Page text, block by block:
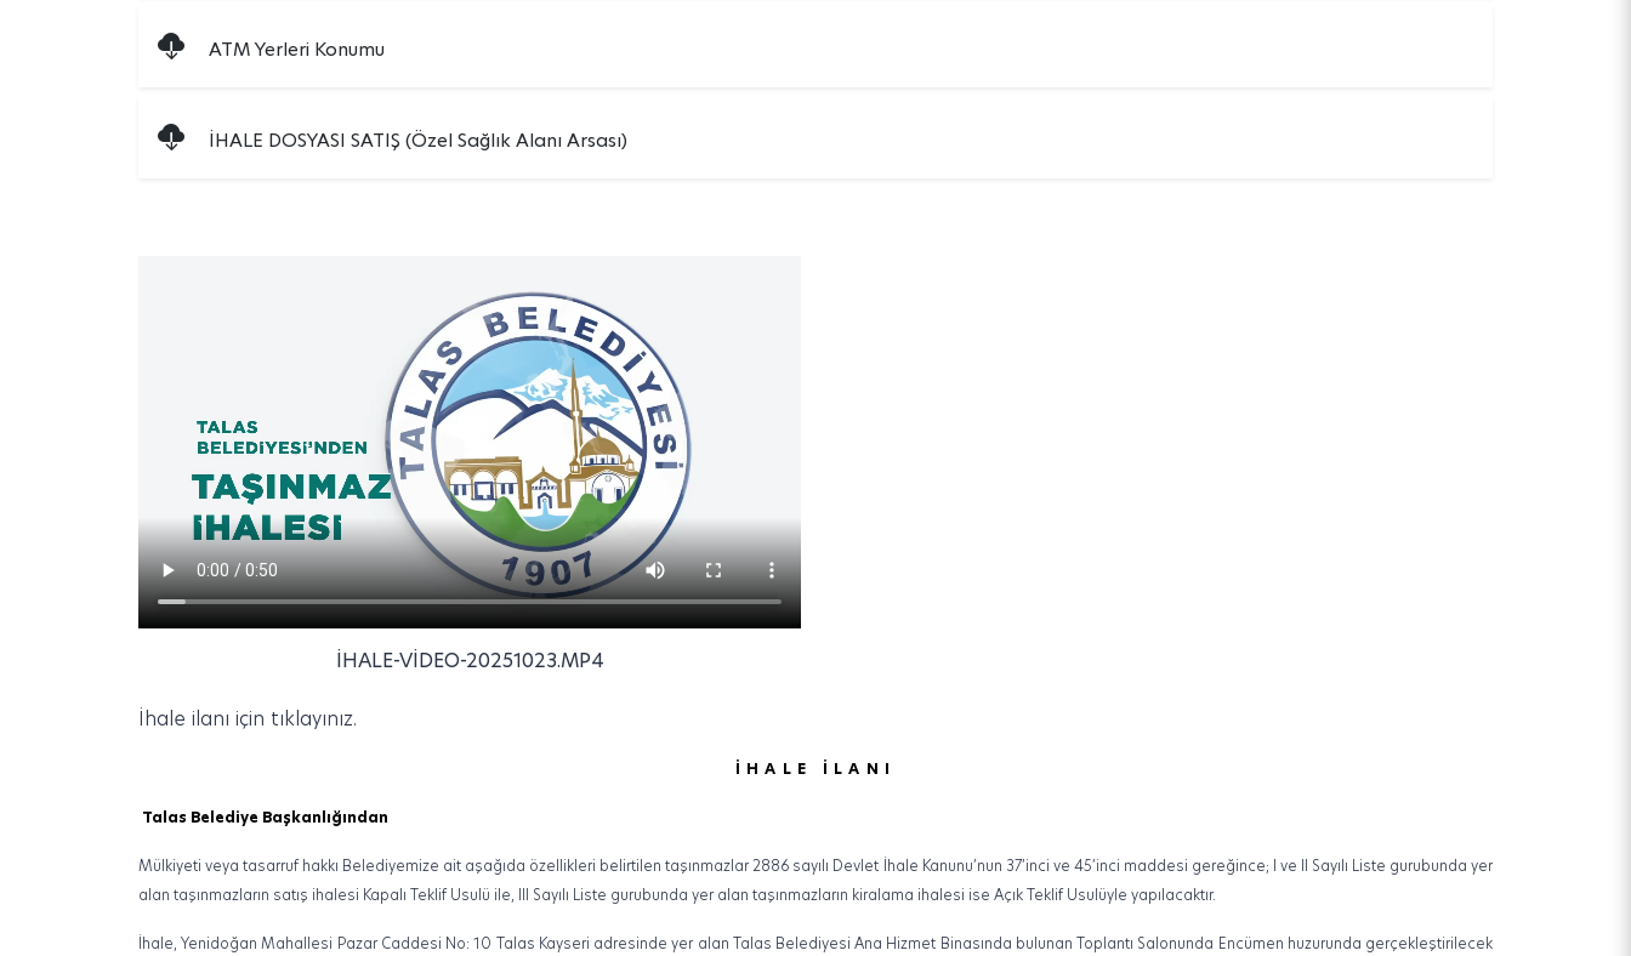
ATM Yerleri Konumu
İHALE DOSYASI SATIŞ (Özel Sağlık Alanı Arsası)
İHALE-VIDEO-20251023.MP4
İhale ilanı için tıklayınız.
İHALE İLANI
Talas Belediye Başkanlığından
Mülkiyeti veya tasarruf hakkı Belediyemize ait aşağıda özellikleri belirtilen taşınmazlar 2886 sayılı Devlet İhale Kanunu’nun 37’inci ve 45’inci maddesi gereğince; I ve II Sayılı Liste gurubunda yer
alan taşınmazların satış ihalesi Kapalı Teklif Usulü ile, III Sayılı Liste gurubunda yer alan taşınmazların kiralama ihalesi ise Açık Teklif Usulüyle yapılacaktır.
İhale, Yenidoğan Mahallesi Pazar Caddesi No: 10 Talas Kayseri adresinde yer alan Talas Belediyesi Ana Hizmet Binasında bulunan Toplantı Salonunda Encümen huzurunda gerçekleştirilecek